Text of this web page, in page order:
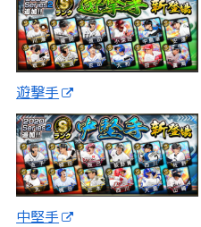
遊撃手
中堅手